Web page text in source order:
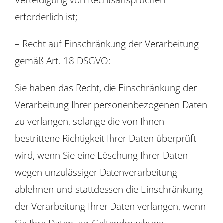
erforderlich ist;
– Recht auf Einschränkung der Verarbeitung
gemäß Art. 18 DSGVO:
Sie haben das Recht, die Einschränkung der
Verarbeitung Ihrer personenbezogenen Daten
zu verlangen, solange die von Ihnen
bestrittene Richtigkeit Ihrer Daten überprüft
wird, wenn Sie eine Löschung Ihrer Daten
wegen unzulässiger Datenverarbeitung
ablehnen und stattdessen die Einschränkung
der Verarbeitung Ihrer Daten verlangen, wenn